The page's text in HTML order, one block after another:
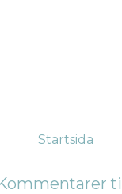
Startsida